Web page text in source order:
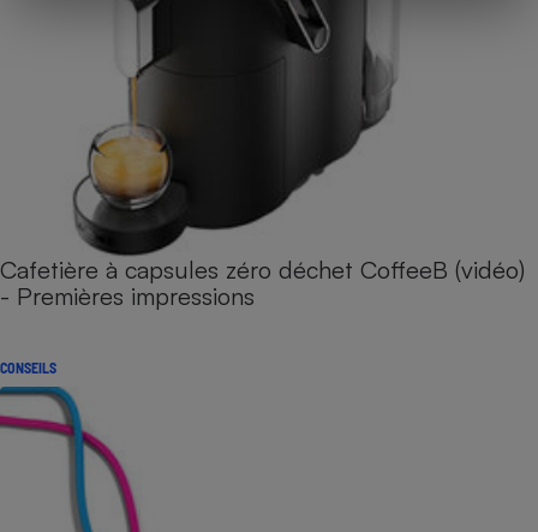
Cafetière à capsules zéro déchet CoffeeB (vidéo)
- Premières impressions
CONSEILS